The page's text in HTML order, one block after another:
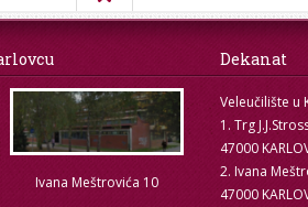
Ivana Meštrovića 10
Dekanat
Veleučilište u
1. Trg
47000
2. Ivana
47000